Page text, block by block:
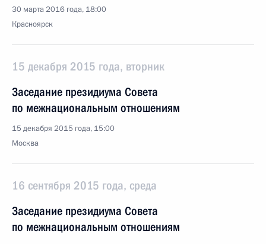
30 марта 2016 года, 18:00
Красноярск
15 декабря 2015 года, вторник
Заседание президиума Совета
по межнациональным отношениям
15 декабря 2015 года, 15:00
Москва
16 сентября 2015 года, среда
Заседание президиума Совета
по межнациональным отношениям